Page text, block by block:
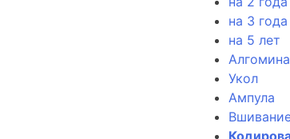
на 3 года
на 5 лет
Укол
Ампула